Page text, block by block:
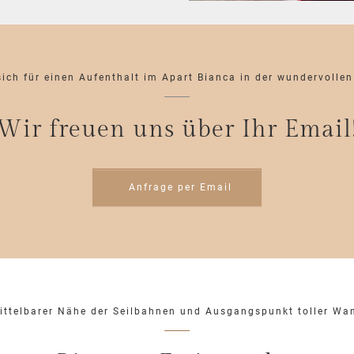
für einen Aufenthalt im Apart Bianca in der
freuen uns über Ihr
Anfrage per Email
Nähe der Seilbahnen und Ausgangspunkt toller